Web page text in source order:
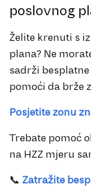
poslovnog
Želite krenuti s
plana? Ne
sadrži
pomoći da brže
Posjetite zonu
Trebate pomoć
na HZZ mjeru
📞 Zatražite